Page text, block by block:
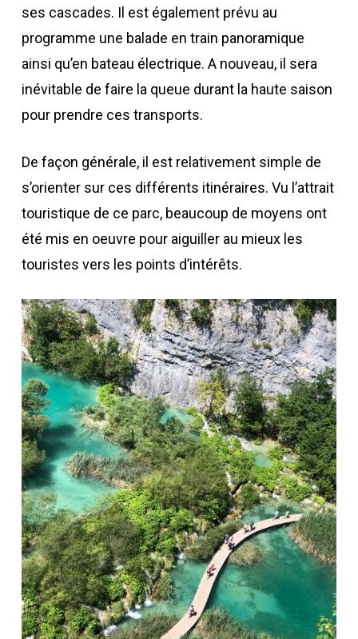
ses cascades. Il est également prévu au
programme une balade en train panoramique
ainsi qu’en bateau électrique. A nouveau, il sera
inévitable de faire la queue durant la haute saison
pour prendre ces transports.
De façon générale, il est relativement simple de
s’orienter sur ces différents itinéraires. Vu l’attrait
touristique de ce parc, beaucoup de moyens ont
été mis en oeuvre pour aiguiller au mieux les
touristes vers les points d’intérêts.